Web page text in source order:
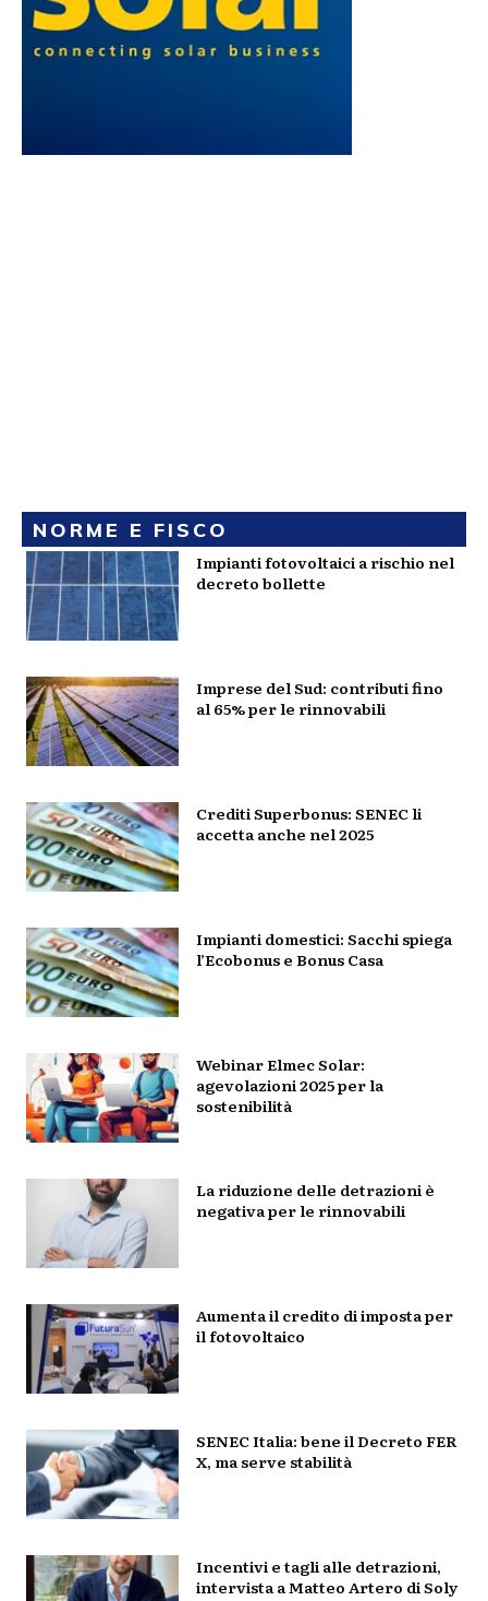
NORME E FISCO
Impianti fotovoltaici a rischio nel
decreto bollette
Imprese del Sud: contributi fino
al 65% per le rinnovabili
Crediti Superbonus: SENEC li
accetta anche nel 2025
Impianti domestici: Sacchi spiega
l’Ecobonus e Bonus Casa
Webinar Elmec Solar:
agevolazioni 2025 per la
sostenibilità
La riduzione delle detrazioni è
negativa per le rinnovabili
Aumenta il credito di imposta per
il fotovoltaico
SENEC Italia: bene il Decreto FER
X, ma serve stabilità
Incentivi e tagli alle detrazioni,
intervista a Matteo Artero di Soly